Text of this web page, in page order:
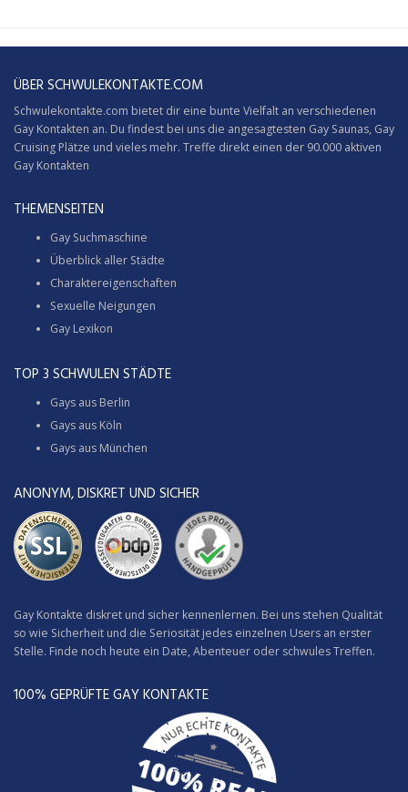
ÜBER SCHWULEKONTAKTE.COM
Schwulekontakte.com bietet dir eine bunte Vielfalt an verschiedenen
Gay Kontakten an. Du findest bei uns die angesagtesten Gay Saunas, Gay
Cruising Plätze und vieles mehr. Treffe direkt einen der 90.000 aktiven
Gay Kontakten
THEMENSEITEN
Gay Suchmaschine
Überblick aller Städte
Charaktereigenschaften
Sexuelle Neigungen
Gay Lexikon
TOP 3 SCHWULEN STÄDTE
Gays aus Berlin
Gays aus Köln
Gays aus München
ANONYM, DISKRET UND SICHER
Gay Kontakte diskret und sicher kennenlernen. Bei uns stehen Qualität
so wie Sicherheit und die Seriosität jedes einzelnen Users an erster
Stelle. Finde noch heute ein Date, Abenteuer oder schwules Treffen.
100% GEPRÜFTE GAY KONTAKTE